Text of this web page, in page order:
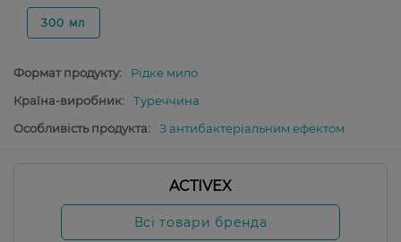
300 мл
Формат продукту:
Рідке мило
Країна-виробник:
Туреччина
Особливість продукта:
З антибактеріальним ефектом
ACTIVEX
Всі товари бренда